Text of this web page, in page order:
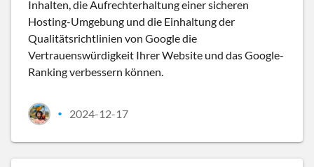
Inhalten, die Aufrechterhaltung einer sicheren
Hosting-Umgebung und die Einhaltung der
Qualitätsrichtlinien von Google die
Vertrauenswürdigkeit Ihrer Website und das Google-
Ranking verbessern können.
• 2024-12-17